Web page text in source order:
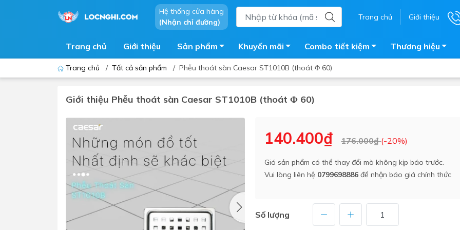
Hệ thống cửa hàng
(Nhận chỉ đường)
Trang chủ Giới thiệu
Trang chủ Giới thiệu Sản phẩm
Thiết bị nhà tiểu
Lavabo - Chậu rửa mặt
Vòi lavabo
Vòi chậu - vòi hồ - vòi gắn tường
Máy sấy tay
Lavabo tủ - Lavabo kính
Vòi sen tắm
Máy tắm nước nóng điện
Phụ kiện nhà tắm
Chậu giặt
Sen tắm âm tường
trời
Bồn bảo ôn
Bồn nhựa tự hoại
Vòi pha nóng lạnh
Vật tư
Khuyến mãi Combo tiết kiệm Thương hiệu
Trang chủ / Tất cả sản phẩm / Phễu thoát sàn Caesar ST1010B (thoát Φ 60)
Giới thiệu Phễu thoát sàn Caesar ST1010B (thoát Φ 60)
140.400₫ 176.000₫(-20%)
Giá sản phẩm có thể thay đổi mà không kịp báo trước.
Vui lòng liên hệ 0799698886 để nhận báo giá chính thức
Số lượng